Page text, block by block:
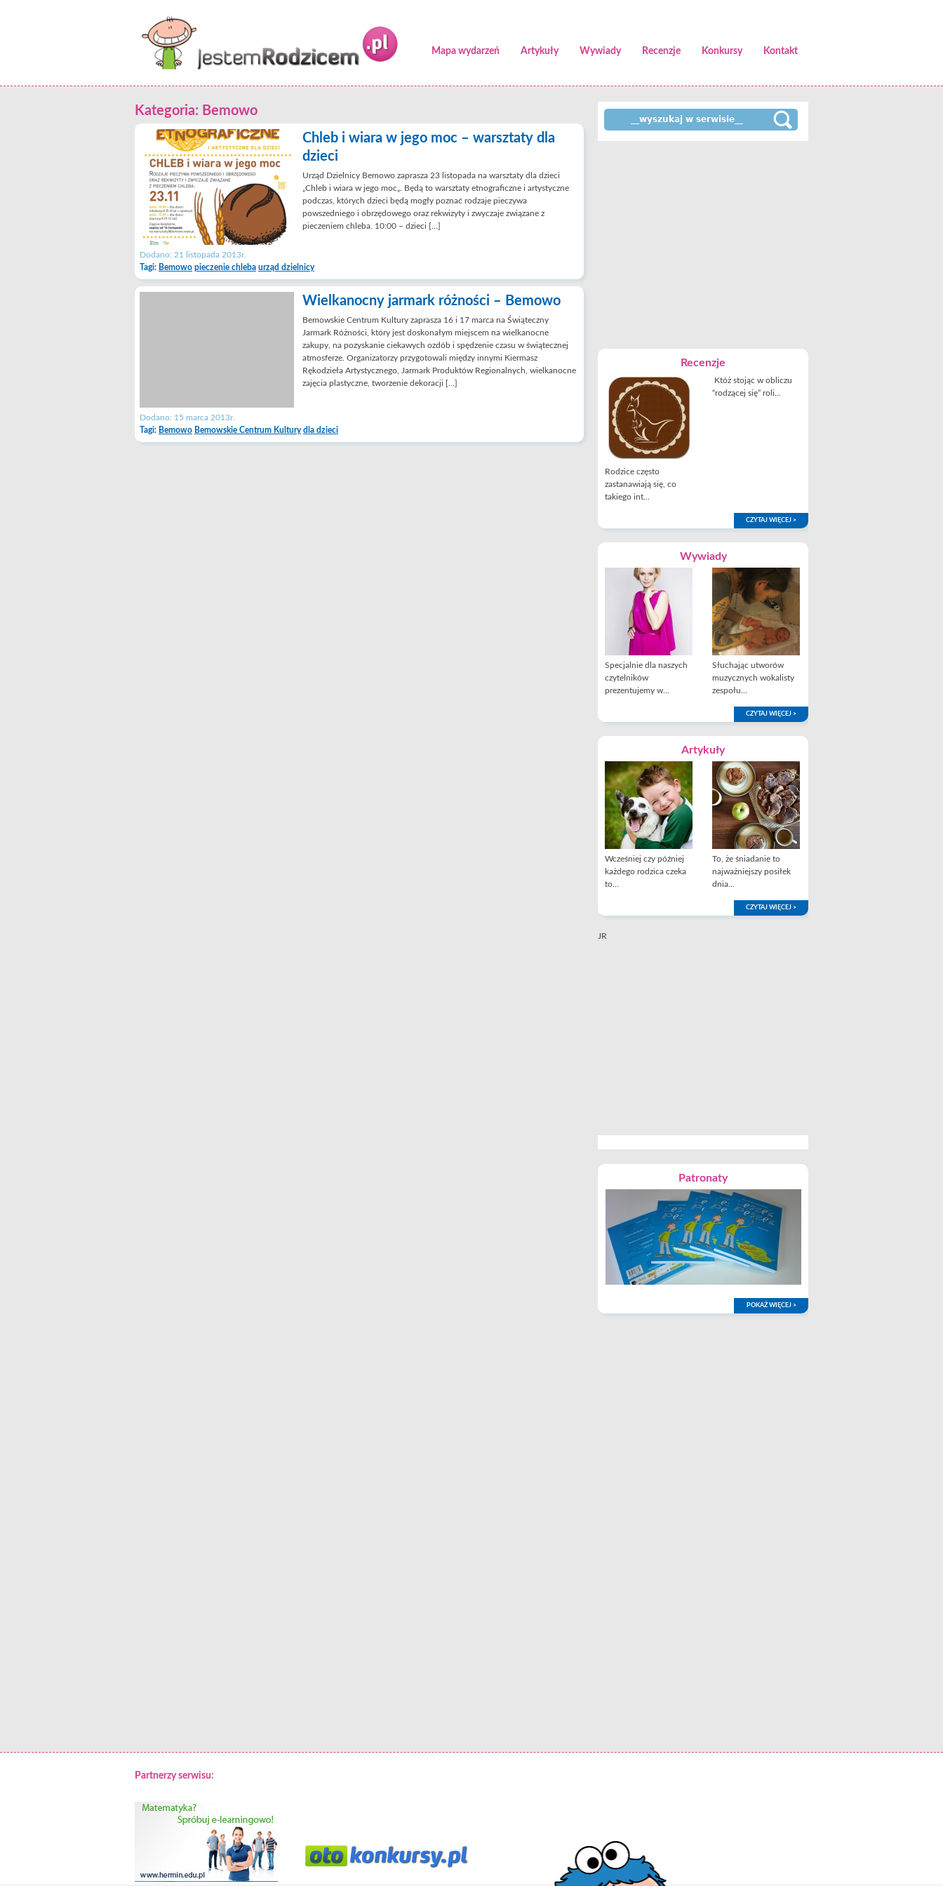
Mapa wydarzeń Artykuły Wywiady Recenzje Konkursy Kontakt
Kategoria: Bemowo
Chleb i wiara w jego moc – warsztaty dla
dzieci
Urząd Dzielnicy Bemowo zaprasza 23 listopada na warsztaty dla dzieci
„Chleb i wiara w jego moc„. Będą to warsztaty etnograficzne i artystyczne
podczas, których dzieci będą mogły poznać rodzaje pieczywa
powszedniego i obrzędowego oraz rekwizyty i zwyczaje związane z
pieczeniem chleba. 10:00 – dzieci […]
Dodano: 21 listopada 2013r.
Tagi: Bemowo pieczenie chleba urząd dzielnicy
Wielkanocny jarmark różności – Bemowo
Bemowskie Centrum Kultury zaprasza 16 i 17 marca na Świąteczny
Jarmark Różności, który jest doskonałym miejscem na wielkanocne
zakupy, na pozyskanie ciekawych ozdób i spędzenie czasu w świątecznej
atmosferze. Organizatorzy przygotowali między innymi Kiermasz
Rękodzieła Artystycznego, Jarmark Produktów Regionalnych, wielkanocne
zajęcia plastyczne, tworzenie dekoracji […]
Dodano: 15 marca 2013r.
Tagi: Bemowo Bemowskie Centrum Kultury dla dzieci
Recenzje
Rodzice często
zastanawiają się, co
takiego int...
Któż stojąc w obliczu
“rodzącej się” roli...
CZYTAJ WIĘCEJ >
Wywiady
Specjalnie dla naszych
czytelników
prezentujemy w...
Słuchając utworów
muzycznych wokalisty
zespołu...
CZYTAJ WIĘCEJ >
Artykuły
Wcześniej czy później
każdego rodzica czeka
to...
To, że śniadanie to
najważniejszy posiłek
dnia...
CZYTAJ WIĘCEJ >
JR
Patronaty
POKAŻ WIĘCEJ >
Partnerzy serwisu: